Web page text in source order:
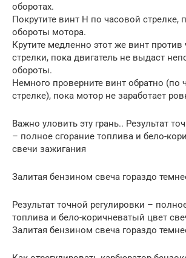
оборотах.
Покрутите винт H по часовой стрелке,
обороты мотора.
Крутите медленно этот же винт против
стрелки, пока двигатель не выдаст
обороты.
Немного проверните винт обратно (по
стрелке), пока мотор не заработает
Важно уловить эту грань.. Результат
– полное сгорание топлива и бело-
свечи зажигания
Залитая бензином свеча гораздо
Результат точной регулировки –
топлива и бело-коричневатый цвет
Залитая бензином свеча гораздо